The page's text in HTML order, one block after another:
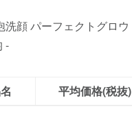
洗顔 パーフェクトグロ
-
平均価格(税抜)